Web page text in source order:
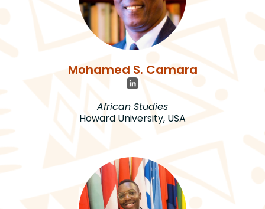
Mohamed S. Camara
African Studies
Howard University, USA